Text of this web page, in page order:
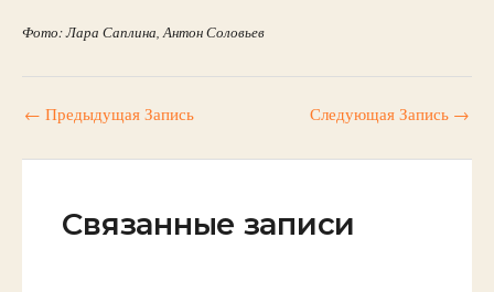
Фото: Лара Саплина, Антон Соловьев
← Предыдущая Запись Следующая Запись →
Связанные записи